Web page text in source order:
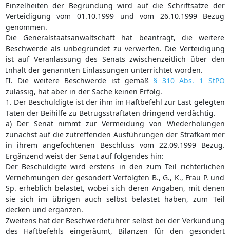
Einzelheiten der Begründung wird auf die Schriftsätze der
Verteidigung vom 01.10.1999 und vom 26.10.1999 Bezug
genommen.
Die Generalstaatsanwaltschaft hat beantragt, die weitere
Beschwerde als unbegründet zu verwerfen. Die Verteidigung
ist auf Veranlassung des Senats zwischenzeitlich über den
Inhalt der genannten Einlassungen unterrichtet worden.
II. Die weitere Beschwerde ist gemäß § 310 Abs. 1 StPO
zulässig, hat aber in der Sache keinen Erfolg.
1. Der Beschuldigte ist der ihm im Haftbefehl zur Last gelegten
Taten der Beihilfe zu Betrugsstraftaten dringend verdächtig.
a) Der Senat nimmt zur Vermeidung von Wiederholungen
zunächst auf die zutreffenden Ausführungen der Strafkammer
in ihrem angefochtenen Beschluss vom 22.09.1999 Bezug.
Ergänzend weist der Senat auf folgendes hin:
Der Beschuldigte wird erstens in den zum Teil richterlichen
Vernehmungen der gesondert Verfolgten B., G., K., Frau P. und
Sp. erheblich belastet, wobei sich deren Angaben, mit denen
sie sich im übrigen auch selbst belastet haben, zum Teil
decken und ergänzen.
Zweitens hat der Beschwerdeführer selbst bei der Verkündung
des Haftbefehls eingeräumt, Bilanzen für den gesondert